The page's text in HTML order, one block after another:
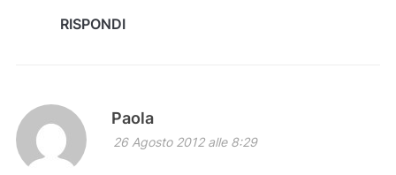
RISPONDI
Paola
26 Agosto 2012 alle 8:29